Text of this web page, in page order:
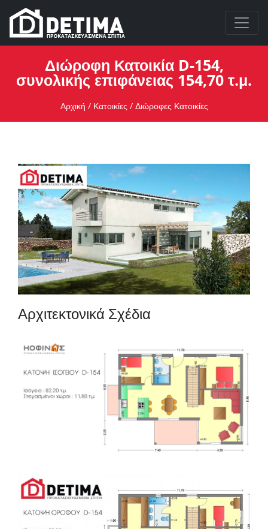
Διώροφη Κατοικία D-154,
συνολικής επιφάνειας 154,70 τ.μ.
Αρχική / Κατοικίες / Διώροφες Κατοικίες
Αρχιτεκτονικά Σχέδια